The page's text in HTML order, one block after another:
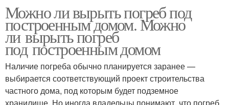
Можно ли вырыть погреб под
построенным домом. Можно
ли вырыть погреб
под построенным домом
Наличие погреба обычно планируется заранее —
выбирается соответствующий проект строительства
частного дома, под которым будет подземное
хранилище. Но иногда владельцы понимают, что погреб